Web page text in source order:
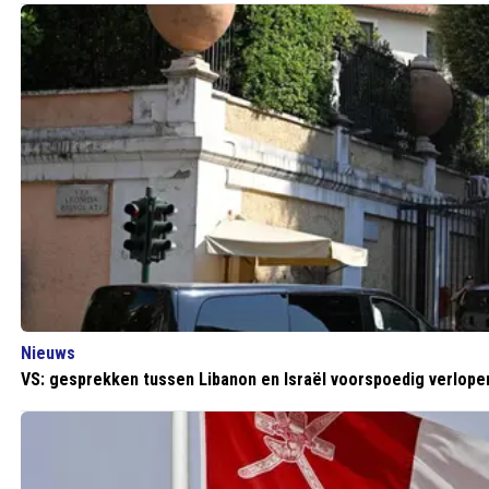
Nieuws
VS: gesprekken tussen Libanon en Israël voorspoedig